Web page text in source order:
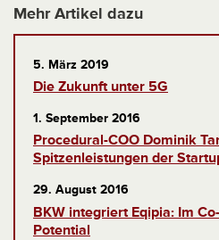
Mehr Artikel dazu
5. März 2019
Die Zukunft unter 5G
1. September 2016
Procedural-COO Dominik
Spitzenleistungen der
29. August 2016
BKW integriert Eqipia: Im
Potential